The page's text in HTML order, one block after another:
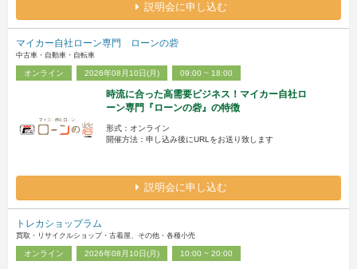
説明会に申し込む
マイカー自社ローン専門 ローンの砦
中古車・自動車・自転車
オンライン 2026年08月10日(月) 09:00 ~ 18:00
時流に合った高需要ビジネス！マイカー自社ロ
ーン専門『ローンの砦』の特徴
形式：オンライン
開催方法：申し込み後にURLをお送り致します
説明会に申し込む
トレカショップラム
買取・リサイクルショップ・古着屋、その他・各種小売
オンライン 2026年08月10日(月) 10:00 ~ 20:00